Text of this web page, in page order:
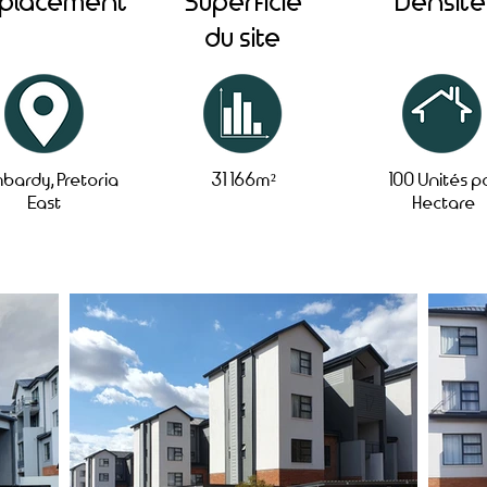
Pretoria
East
du site
31 166m²
100 Unités
Hectare